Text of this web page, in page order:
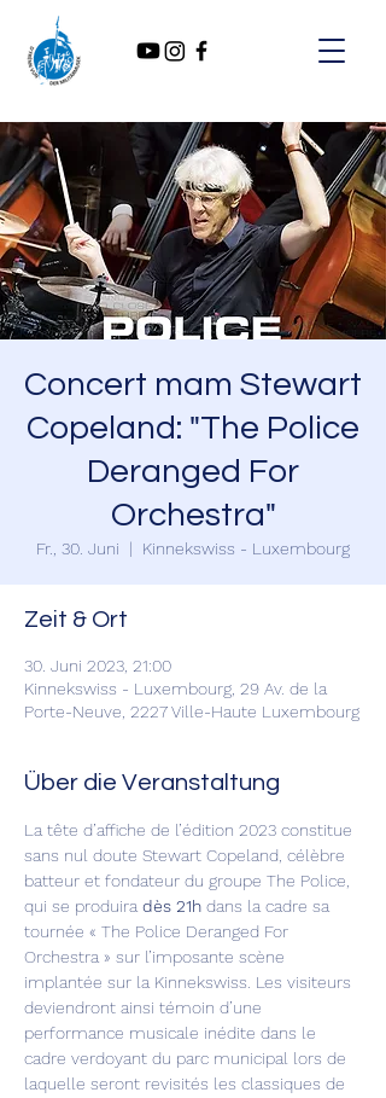
Concert mam Stewart
Copeland: "The Police
Deranged For
Orchestra"
Fr., 30. Juni
  |
Kinnekswiss - Luxembourg
Zeit & Ort
30. Juni 2023, 21:00
Kinnekswiss - Luxembourg, 29 Av. de la
Porte-Neuve, 2227 Ville-Haute Luxembourg
Über die Veranstaltung
La tête d’affiche de l’édition 2023 constitue
sans nul doute Stewart Copeland, célèbre
batteur et fondateur du groupe The Police,
qui se produira dès 21h dans la cadre sa
tournée « The Police Deranged For
Orchestra » sur l’imposante scène
implantée sur la Kinnekswiss. Les visiteurs
deviendront ainsi témoin d’une
performance musicale inédite dans le
cadre verdoyant du parc municipal lors de
laquelle seront revisités les classiques de